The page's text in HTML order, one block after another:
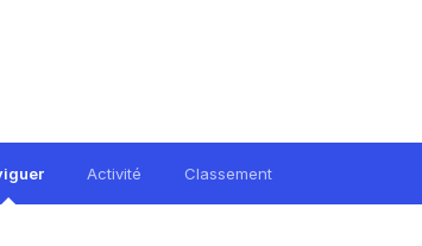
Activité Classement